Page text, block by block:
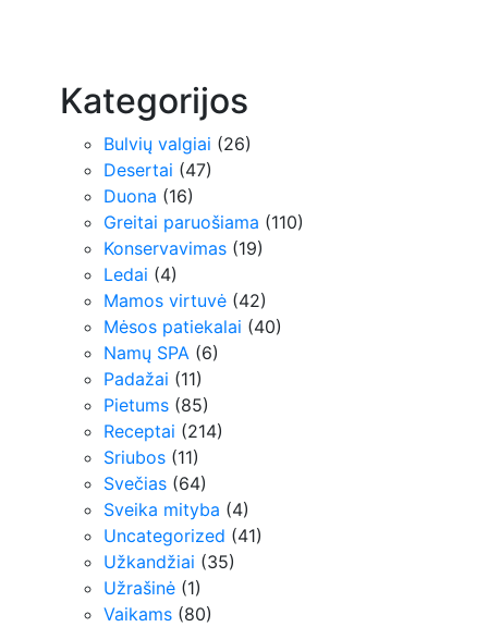
Kategorijos
Bulvių valgiai (26)
Desertai (47)
Duona (16)
Greitai paruošiama (110)
Konservavimas (19)
Ledai (4)
Mamos virtuvė (42)
Mėsos patiekalai (40)
Namų SPA (6)
Padažai (11)
Pietums (85)
Receptai (214)
Sriubos (11)
Svečias (64)
Sveika mityba (4)
Uncategorized (41)
Užkandžiai (35)
Užrašinė (1)
Vaikams (80)